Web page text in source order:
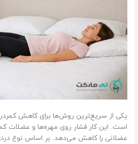
یکی از سریع‌ترین روش‌ها برای کاهش
است. این کار فشار روی مهره‌ها و عضلات
عضلانی را کاهش می‌دهد. بر اساس نوع